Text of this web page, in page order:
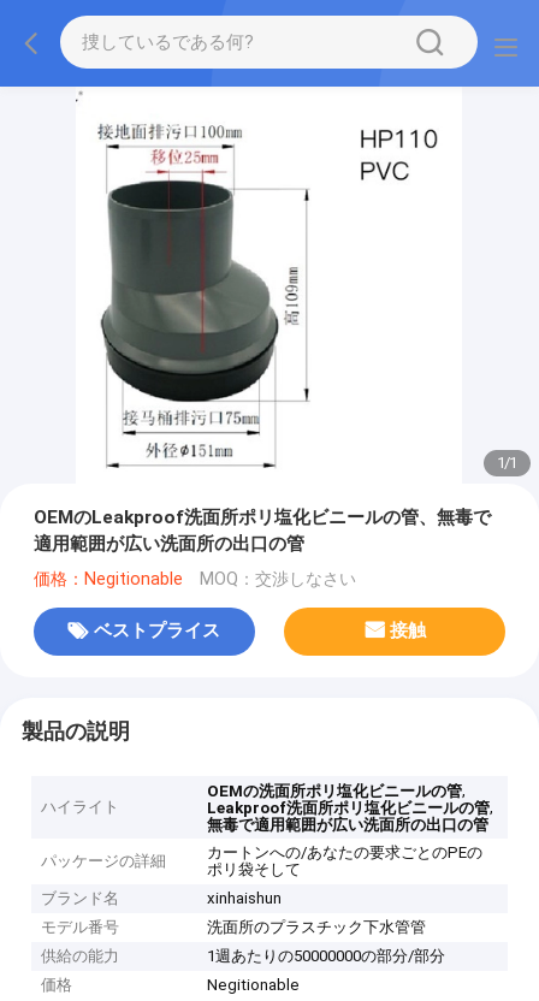
1/1
OEMのLeakproof洗面所ポリ塩化ビニールの管、無毒で
適用範囲が広い洗面所の出口の管
価格：Negitionable MOQ：交渉しなさい
ベストプライス 接触
製品の説明
ハイライト
OEMの洗面所ポリ塩化ビニールの管,
Leakproof洗面所ポリ塩化ビニールの管,
無毒で適用範囲が広い洗面所の出口の管
パッケージの詳細
カートンへの/あなたの要求ごとのPEの
ポリ袋そして
ブランド名
xinhaishun
モデル番号
洗面所のプラスチック下水管管
供給の能力
1週あたりの50000000の部分/部分
価格
Negitionable